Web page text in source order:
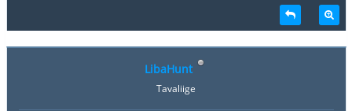
LibaHunt
Tavaliige